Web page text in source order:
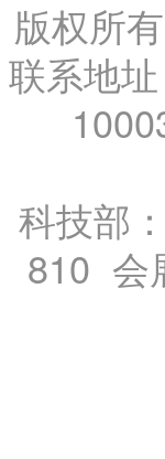
版权所
联系地
科技部
810 会